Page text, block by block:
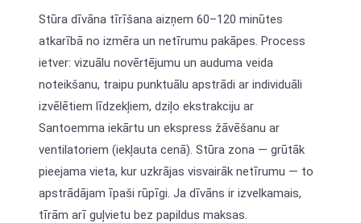
Stūra dīvāna tīrīšana aizņem 60–120 minūtes
atkarībā no izmēra un netīrumu pakāpes. Process
ietver: vizuālu novērtējumu un auduma veida
noteikšanu, traipu punktuālu apstrādi ar individuāli
izvēlētiem līdzekļiem, dziļo ekstrakciju ar
Santoemma iekārtu un ekspress žāvēšanu ar
ventilatoriem (iekļauta cenā). Stūra zona — grūtāk
pieejama vieta, kur uzkrājas visvairāk netīrumu — to
apstrādājam īpaši rūpīgi. Ja dīvāns ir izvelkamais,
tīrām arī guļvietu bez papildus maksas.